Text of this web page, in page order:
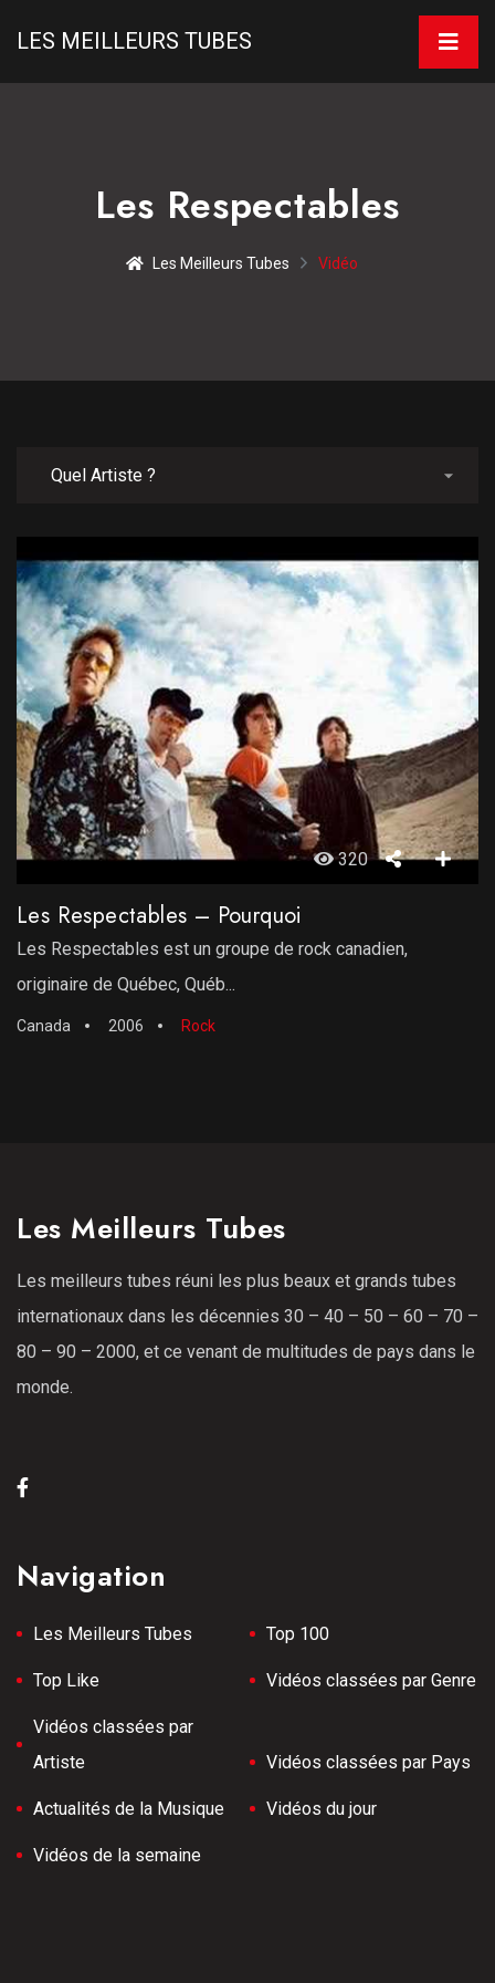
LES MEILLEURS TUBES
Les Respectables
Les Meilleurs Tubes Vidéo
320
Les Respectables – Pourquoi
Les Respectables est un groupe de rock canadien,
originaire de Québec, Québ...
Canada 2006 Rock
Les Meilleurs Tubes
Les meilleurs tubes réuni les plus beaux et grands tubes
internationaux dans les décennies 30 – 40 – 50 – 60 – 70 –
80 – 90 – 2000, et ce venant de multitudes de pays dans le
monde.
Navigation
Les Meilleurs Tubes Top 100
Top Like Vidéos classées par Genre
Vidéos classées par
Artiste
Vidéos classées par Pays
Actualités de la Musique Vidéos du jour
Vidéos de la semaine